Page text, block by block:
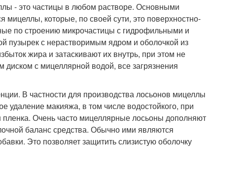
- это частицы в любом растворе. Основными
которые, по своей сути, это поверхностно-
по строению микрочастицы с гидрофильными и
пузырек с нерастворимым ядром и оболочкой из
жира и затаскивают их внутрь, при этом не
с мицеллярной водой, все загрязнения
В частности для производства лосьонов мицеллы
удаление макияжа, в том числе водостойкого, при
Очень часто мицеллярные лосьоны дополняют
баланс средства. Обычно ими являются
Это позволяет защитить слизистую оболочку